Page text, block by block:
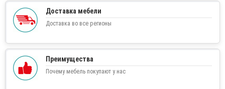
Доставка мебели
Доставка во все регионы
Преимущества
Почему мебель покупают у нас